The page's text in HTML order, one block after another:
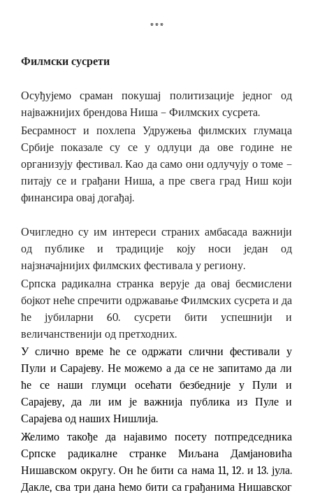
***
Филмски сусрети
Осуђујемо сраман покушај политизације једног од
најважнијих брендова Ниша – Филмских сусрета.
Бесрамност и похлепа Удружења филмских глумаца
Србије показале су се у одлуци да ове године не
организују фестивал. Као да само они одлучују о томе –
питају се и грађани Ниша, а пре свега град Ниш који
финансира овај догађај.
Очигледно су им интереси страних амбасада важнији
од публике и традиције коју носи један од
најзначајнијих филмских фестивала у региону.
Српска радикална странка верује да овај бесмислени
бојкот неће спречити одржавање Филмских сусрета и да
ће јубиларни 60. сусрети бити успешнији и
величанственији од претходних.
У слично време ће се одржати слични фестивали у
Пули и Сарајеву. Не можемо а да се не запитамо да ли
ће се наши глумци осећати безбедније у Пули и
Сарајеву, да ли им је важнија публика из Пуле и
Сарајева од наших Нишлија.
Желимо такође да најавимо посету потпредседника
Српске радикалне странке Миљана Дамјановића
Нишавском округу. Он ће бити са нама 11, 12. и 13. јула.
Дакле, сва три дана ћемо бити са грађанима Нишавског